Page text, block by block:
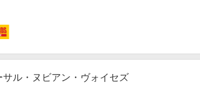
サル・ヌビアン・ヴォイセズ